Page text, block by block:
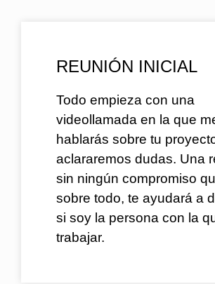
REUNIÓN INICIAL
Todo empieza con una
videollamada en la que
hablarás sobre tu
aclararemos dudas. Una
sin ningún compromiso
sobre todo, te ayudará a
si soy la persona con la
trabajar.